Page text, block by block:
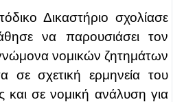
Δικαστήριο σχολίασε
να παρουσιάσει τον
νομικών ζητημάτων
σε σχετική ερμηνεία του
σε νομική ανάλυση για